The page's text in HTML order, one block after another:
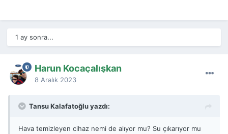
1 ay sonra...
Harun Kocaçalışkan
8 Aralık 2023
Tansu Kalafatoğlu yazdı:
Hava temizleyen cihaz nemi de alıyor mu? Su çıkarıyor mu